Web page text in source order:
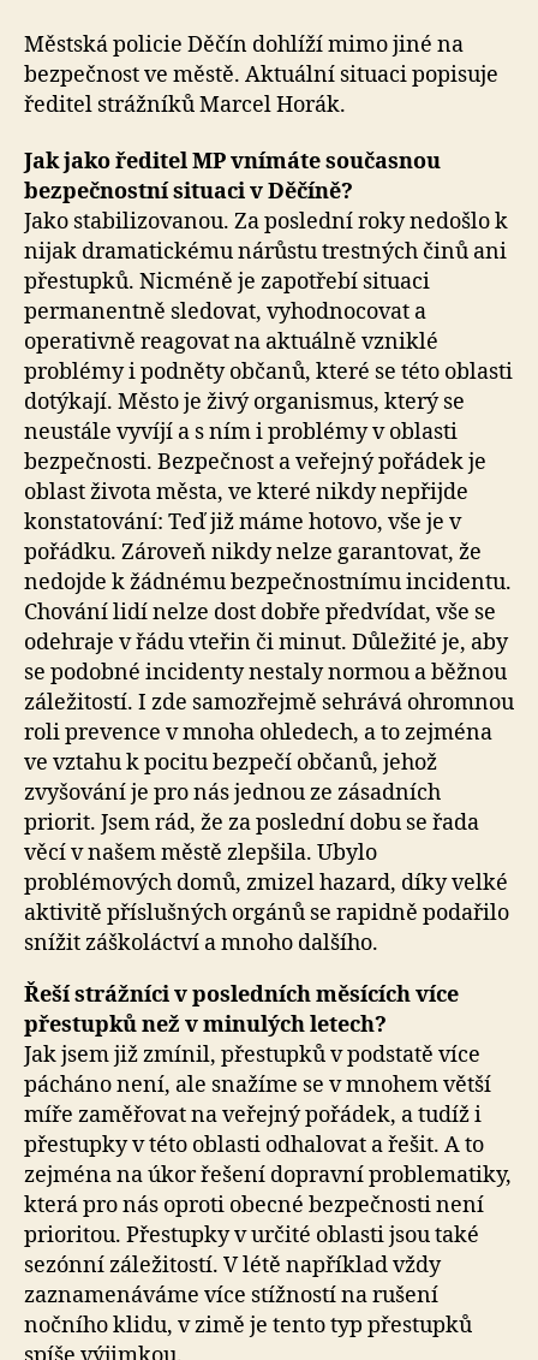
Městská policie Děčín dohlíží mimo jiné na
bezpečnost ve městě. Aktuální situaci popisuje
ředitel strážníků Marcel Horák.
Jak jako ředitel MP vnímáte současnou
bezpečnostní situaci v Děčíně?
Jako stabilizovanou. Za poslední roky nedošlo k
nijak dramatickému nárůstu trestných činů ani
přestupků. Nicméně je zapotřebí situaci
permanentně sledovat, vyhodnocovat a
operativně reagovat na aktuálně vzniklé
problémy i podněty občanů, které se této oblasti
dotýkají. Město je živý organismus, který se
neustále vyvíjí a s ním i problémy v oblasti
bezpečnosti. Bezpečnost a veřejný pořádek je
oblast života města, ve které nikdy nepřijde
konstatování: Teď již máme hotovo, vše je v
pořádku. Zároveň nikdy nelze garantovat, že
nedojde k žádnému bezpečnostnímu incidentu.
Chování lidí nelze dost dobře předvídat, vše se
odehraje v řádu vteřin či minut. Důležité je, aby
se podobné incidenty nestaly normou a běžnou
záležitostí. I zde samozřejmě sehrává ohromnou
roli prevence v mnoha ohledech, a to zejména
ve vztahu k pocitu bezpečí občanů, jehož
zvyšování je pro nás jednou ze zásadních
priorit. Jsem rád, že za poslední dobu se řada
věcí v našem městě zlepšila. Ubylo
problémových domů, zmizel hazard, díky velké
aktivitě příslušných orgánů se rapidně podařilo
snížit záškoláctví a mnoho dalšího.
Řeší strážníci v posledních měsících více
přestupků než v minulých letech?
Jak jsem již zmínil, přestupků v podstatě více
pácháno není, ale snažíme se v mnohem větší
míře zaměřovat na veřejný pořádek, a tudíž i
přestupky v této oblasti odhalovat a řešit. A to
zejména na úkor řešení dopravní problematiky,
která pro nás oproti obecné bezpečnosti není
prioritou. Přestupky v určité oblasti jsou také
sezónní záležitostí. V létě například vždy
zaznamenáváme více stížností na rušení
nočního klidu, v zimě je tento typ přestupků